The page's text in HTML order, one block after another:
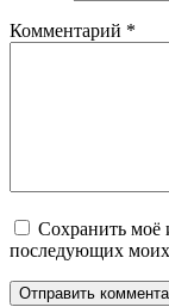
Комментарий *
Сохранить моё
последующих